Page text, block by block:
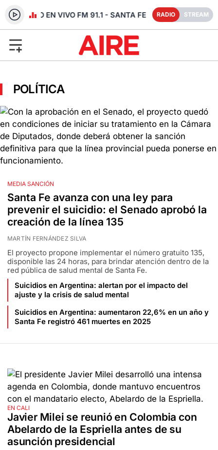
RADIO EN VIVO FM 91.1 - SANTA FE RADIO STREAM
POLÍTICA
MEDIA SANCIÓN
Santa Fe avanza con una ley para
prevenir el suicidio: el Senado aprobó la
creación de la línea 135
MARTÍN FERNÁNDEZ SILVA
El proyecto propone implementar el número gratuito 135,
disponible las 24 horas, para brindar atención dentro de la
red pública de salud mental de Santa Fe.
Suicidios en Argentina: alertan por el impacto del
ajuste y la crisis de salud mental
Suicidios en Argentina: aumentaron 22,6% en un año y
Santa Fe registró 461 muertes en 2025
EN CALI
Javier Milei se reunió en Colombia con
Abelardo de la Espriella antes de su
asunción presidencial